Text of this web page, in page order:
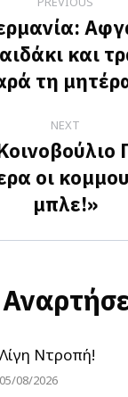
Previous
post:
και
τη
NEXT
Next
post:
οι
μπλε!»
Λίγη Ντροπή!
05/08/2026